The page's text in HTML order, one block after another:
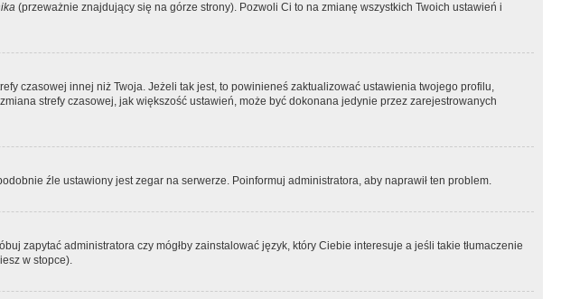
(przeważnie znajdujący się na górze strony). Pozwoli Ci to na zmianę wszystkich Twoich ustawień i
czasowej innej niż Twoja. Jeżeli tak jest, to powinieneś zaktualizować ustawienia twojego profilu,
strefy czasowej, jak większość ustawień, może być dokonana jedynie przez zarejestrowanych
źle ustawiony jest zegar na serwerze. Poinformuj administratora, aby naprawił ten problem.
zapytać administratora czy mógłby zainstalować język, który Ciebie interesuje a jeśli takie tłumaczenie
w stopce).